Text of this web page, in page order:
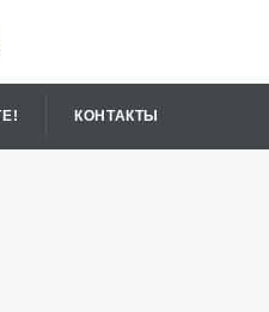
КОНТАКТЫ